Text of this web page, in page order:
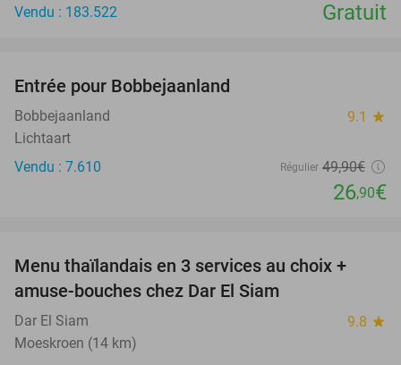
Vendu : 183.522
Gratuit
Entrée pour Bobbejaanland
Bobbejaanland 9.1 star
Lichtaart
Vendu : 7.610
Régulier 49,90€
26,90€
38%
Menu thaïlandais en 3 services au choix +
amuse-bouches chez Dar El Siam
Dar El Siam 9.8 star
Moeskroen (14 km)